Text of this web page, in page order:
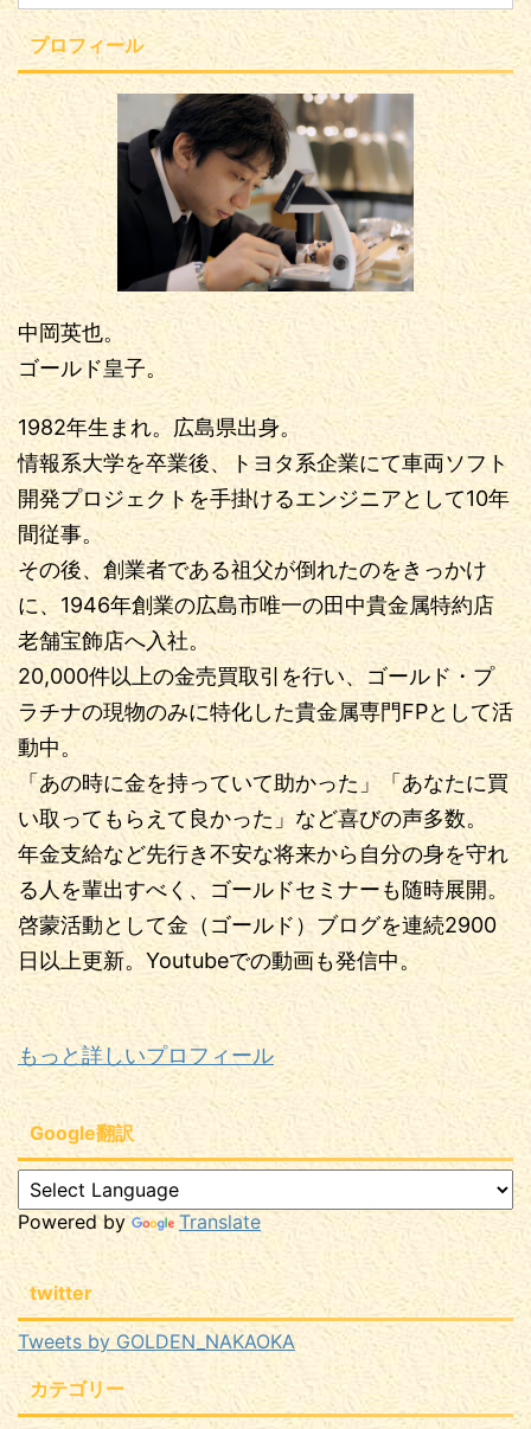
プロフィール
中岡英也。
ゴールド皇子。
1982年生まれ。広島県出身。
情報系大学を卒業後、トヨタ系企業にて車両ソフト
開発プロジェクトを手掛けるエンジニアとして10年
間従事。
その後、創業者である祖父が倒れたのをきっかけ
に、1946年創業の広島市唯一の田中貴金属特約店
老舗宝飾店へ入社。
20,000件以上の金売買取引を行い、ゴールド・プ
ラチナの現物のみに特化した貴金属専門FPとして活
動中。
「あの時に金を持っていて助かった」「あなたに買
い取ってもらえて良かった」など喜びの声多数。
年金支給など先行き不安な将来から自分の身を守れ
る人を輩出すべく、ゴールドセミナーも随時展開。
啓蒙活動として金（ゴールド）ブログを連続2900
日以上更新。Youtubeでの動画も発信中。
もっと詳しいプロフィール
Google翻訳
Powered by Translate
twitter
Tweets by GOLDEN_NAKAOKA
カテゴリー